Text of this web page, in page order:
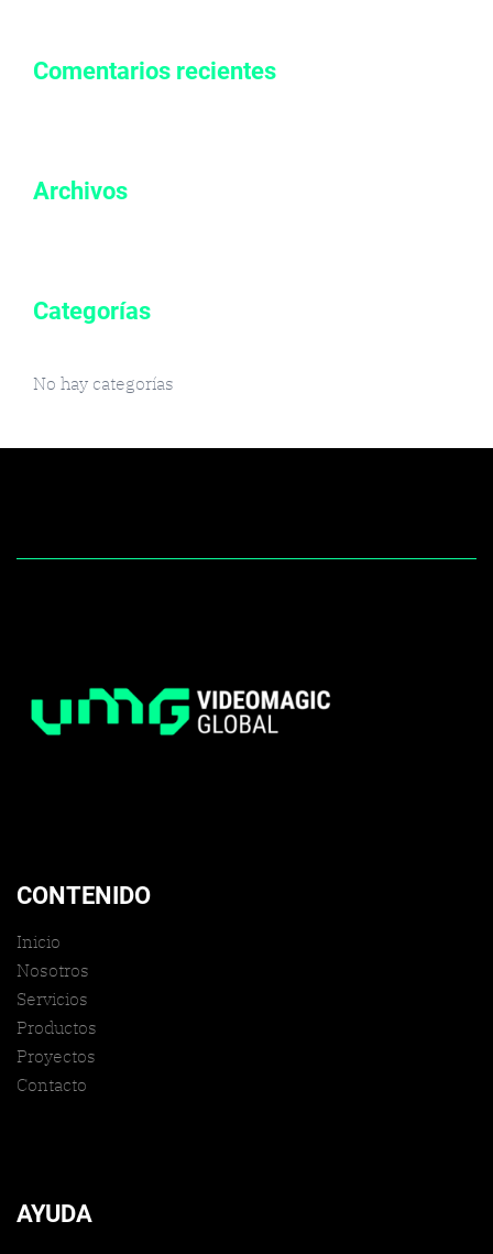
Comentarios recientes
Archivos
Categorías
No hay categorías
CONTENIDO
Inicio
Nosotros
Servicios
Productos
Proyectos
Contacto
AYUDA